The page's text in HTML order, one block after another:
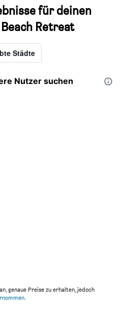
für deinen
Retreat
Städte
Nutzer suchen
genaue Preise zu erhalten, jedoch
.